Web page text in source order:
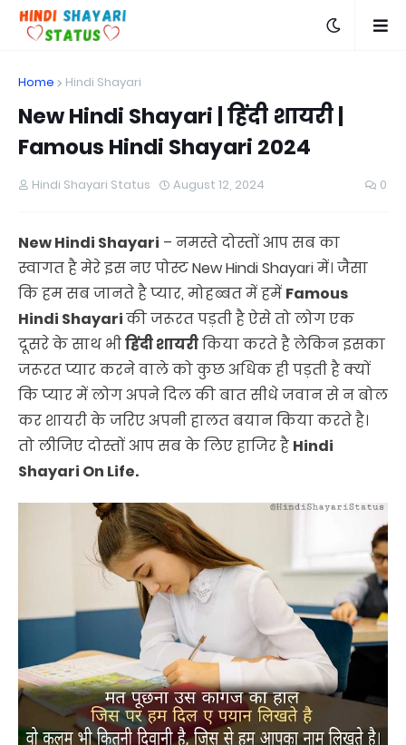
Home Hindi Shayari
New Hindi Shayari | हिंदी शायरी |
Famous Hindi Shayari 2024
Hindi Shayari Status August 12, 2024 0
New Hindi Shayari – नमस्ते दोस्तों आप सब का
स्वागत है मेरे इस नए पोस्ट New Hindi Shayari में। जैसा
कि हम सब जानते है प्यार, मोहब्बत में हमें Famous
Hindi Shayariकी जरूरत पड़ती है ऐसे तो लोग एक
दूसरे के साथ भीहिंदी शायरीकिया करते है लेकिन इसका
जरूरत प्यार करने वाले को कुछ अधिक ही पड़ती है क्यों
कि प्यार में लोग अपने दिल की बात सीधे जवान से न बोल
कर शायरी के जरिए अपनी हालत बयान किया करते है।
तो लीजिए दोस्तों आप सब के लिए हाजिर है Hindi
Shayari On Life.